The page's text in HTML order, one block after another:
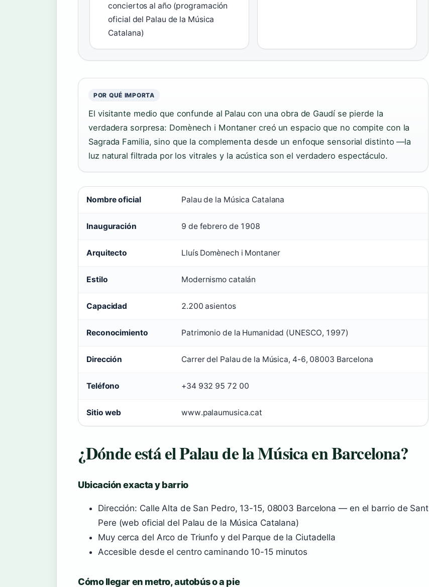
conciertos al año (programación
oficial del Palau de la Música
Catalana)
POR QUÉ IMPORTA
El visitante medio que confunde al Palau con una obra de Gaudí se pierde la
verdadera sorpresa: Domènech i Montaner creó un espacio que no compite con la
Sagrada Familia, sino que la complementa desde un enfoque sensorial distinto —la
luz natural filtrada por los vitrales y la acústica son el verdadero espectáculo.
Nombre oficial Palau de la Música Catalana
Inauguración 9 de febrero de 1908
Arquitecto Lluís Domènech i Montaner
Estilo Modernismo catalán
Capacidad 2.200 asientos
Reconocimiento Patrimonio de la Humanidad (UNESCO, 1997)
Dirección Carrer del Palau de la Música, 4-6, 08003 Barcelona
Teléfono +34 932 95 72 00
Sitio web www.palaumusica.cat
¿Dónde está el Palau de la Música en Barcelona?
Ubicación exacta y barrio
Dirección: Calle Alta de San Pedro, 13-15, 08003 Barcelona — en el barrio de Sant
Pere (web oficial del Palau de la Música Catalana)
Muy cerca del Arco de Triunfo y del Parque de la Ciutadella
Accesible desde el centro caminando 10-15 minutos
Cómo llegar en metro, autobús o a pie